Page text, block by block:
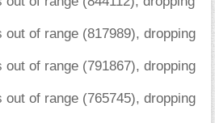
out of range (817989), dropping
out of range (791867), dropping
out of range (765745), dropping